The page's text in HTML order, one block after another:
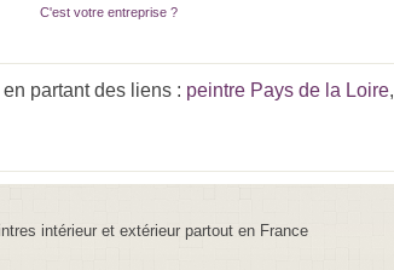
C'est votre entreprise ?
partant des liens : peintre Pays de la Loire,
intérieur et extérieur partout en France